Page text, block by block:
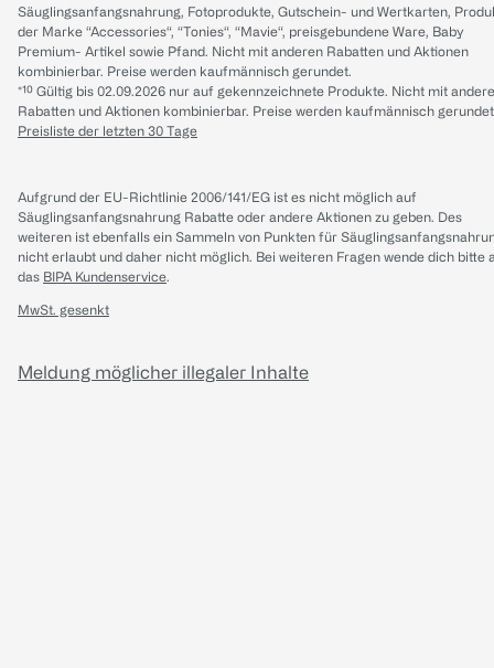
Säuglingsanfangsnahrung, Fotoprodukte, Gutschein- und Wertkarten,
der Marke “Accessories“, “Tonies“, “Mavie“, preisgebundene Ware, Baby
Premium- Artikel sowie Pfand. Nicht mit anderen Rabatten und Aktionen
kombinierbar. Preise werden kaufmännisch gerundet.
*¹⁰ Gültig bis 02.09.2026 nur auf gekennzeichnete Produkte. Nicht mit
Rabatten und Aktionen kombinierbar. Preise werden kaufmännisch
Preisliste der letzten 30 Tage
Aufgrund der EU-Richtlinie 2006/141/EG ist es nicht möglich auf
Säuglingsanfangsnahrung Rabatte oder andere Aktionen zu geben. Des
weiteren ist ebenfalls ein Sammeln von Punkten für
nicht erlaubt und daher nicht möglich. Bei weiteren Fragen wende dich bitte
das BIPA Kundenservice.
MwSt. gesenkt
Meldung möglicher illegaler Inhalte